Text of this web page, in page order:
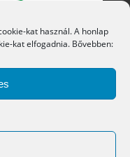
kat használ. A honlap
kat elfogadnia. Bővebben: